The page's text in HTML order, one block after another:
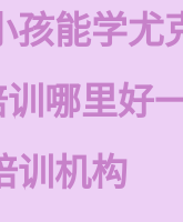
孩能学尤
哪里好
训机构